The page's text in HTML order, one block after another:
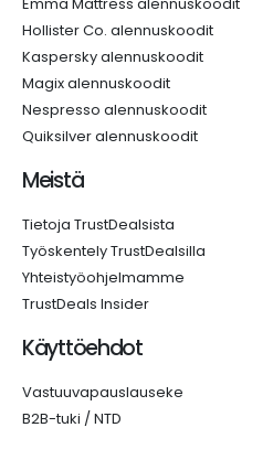
Hollister Co. alennuskoodit
Kaspersky alennuskoodit
Magix alennuskoodit
Nespresso alennuskoodit
Quiksilver alennuskoodit
Meistä
Tietoja TrustDealsista
Työskentely TrustDealsilla
Yhteistyöohjelmamme
TrustDeals Insider
Käyttöehdot
Vastuuvapauslauseke
B2B-tuki / NTD